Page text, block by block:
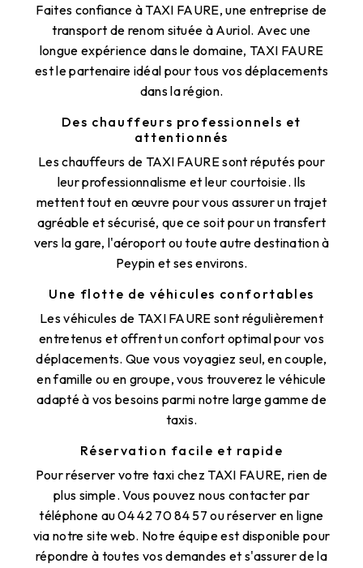
Faites confiance à TAXI FAURE, une entreprise de
transport de renom située à Auriol. Avec une
longue expérience dans le domaine, TAXI FAURE
est le partenaire idéal pour tous vos déplacements
dans la région.
Des chauffeurs professionnels et
attentionnés
Les chauffeurs de TAXI FAURE sont réputés pour
leur professionnalisme et leur courtoisie. Ils
mettent tout en œuvre pour vous assurer un trajet
agréable et sécurisé, que ce soit pour un transfert
vers la gare, l'aéroport ou toute autre destination à
Peypin et ses environs.
Une flotte de véhicules confortables
Les véhicules de TAXI FAURE sont régulièrement
entretenus et offrent un confort optimal pour vos
déplacements. Que vous voyagiez seul, en couple,
en famille ou en groupe, vous trouverez le véhicule
adapté à vos besoins parmi notre large gamme de
taxis.
Réservation facile et rapide
Pour réserver votre taxi chez TAXI FAURE, rien de
plus simple. Vous pouvez nous contacter par
téléphone au 04 42 70 84 57 ou réserver en ligne
via notre site web. Notre équipe est disponible pour
répondre à toutes vos demandes et s'assurer de la